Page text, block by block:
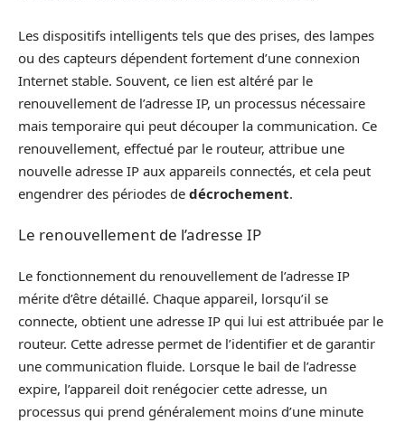
Les dispositifs intelligents tels que des prises, des lampes
ou des capteurs dépendent fortement d’une connexion
Internet stable. Souvent, ce lien est altéré par le
renouvellement de l’adresse IP, un processus nécessaire
mais temporaire qui peut découper la communication. Ce
renouvellement, effectué par le routeur, attribue une
nouvelle adresse IP aux appareils connectés, et cela peut
engendrer des périodes de décrochement.
Le renouvellement de l’adresse IP
Le fonctionnement du renouvellement de l’adresse IP
mérite d’être détaillé. Chaque appareil, lorsqu’il se
connecte, obtient une adresse IP qui lui est attribuée par le
routeur. Cette adresse permet de l’identifier et de garantir
une communication fluide. Lorsque le bail de l’adresse
expire, l’appareil doit renégocier cette adresse, un
processus qui prend généralement moins d’une minute